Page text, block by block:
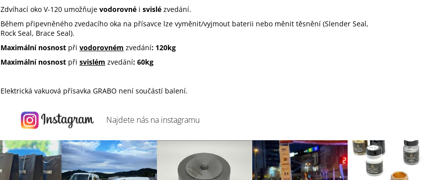
Zdvíhací oko V-120 umožňuje vodorovné i svislé zvedání.
Během připevněného zvedacího oka na přísavce lze vyměnit/vyjmout baterii nebo měnit těsnění (Slender Seal,
Rock Seal, Brace Seal).
Maximální nosnost při vodorovném zvedání: 120kg
Maximální nosnost při svislém zvedání: 60kg
Elektrická vakuová přísavka GRABO není součástí balení.
Najdete nás na instagramu